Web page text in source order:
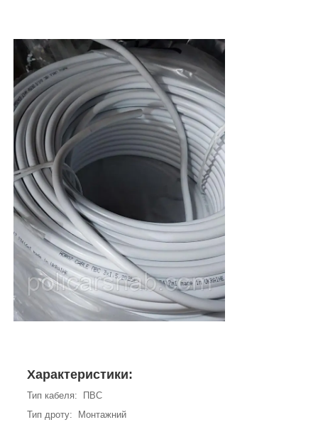
Характеристики:
Тип кабеля: ПВС
Тип дроту: Монтажний